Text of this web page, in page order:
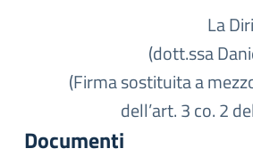
La
(dott.ssa
(Firma sostituita a
dell’art. 3 co. 2
Documenti